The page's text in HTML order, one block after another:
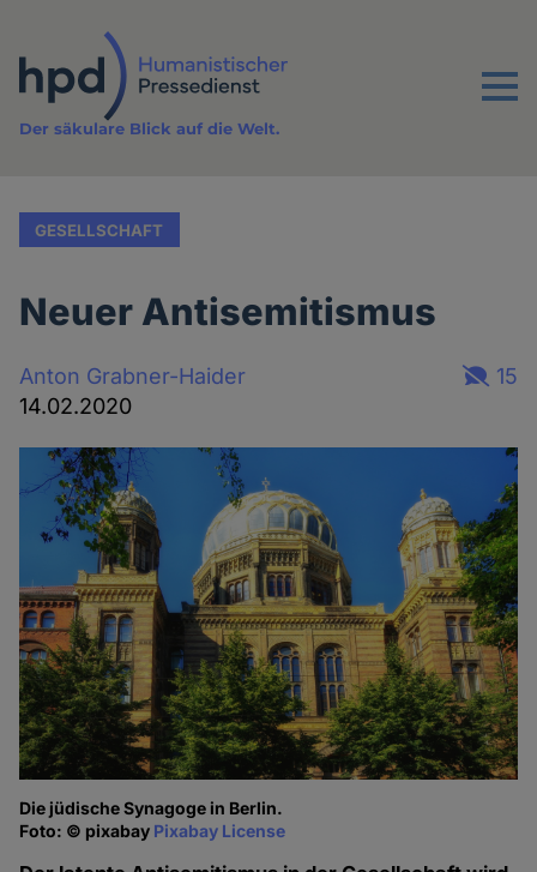
Inhalt
Menu
Der säkulare Blick auf die Welt.
GESELLSCHAFT
Neuer Antisemitismus
Anton Grabner-Haider
14.02.2020
15
Die jüdische Synagoge in Berlin.
Foto: © pixabay Pixabay License